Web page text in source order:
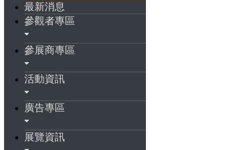
最新消息
參觀者專區
參展商專區
活動資訊
廣告專區
展覽資訊